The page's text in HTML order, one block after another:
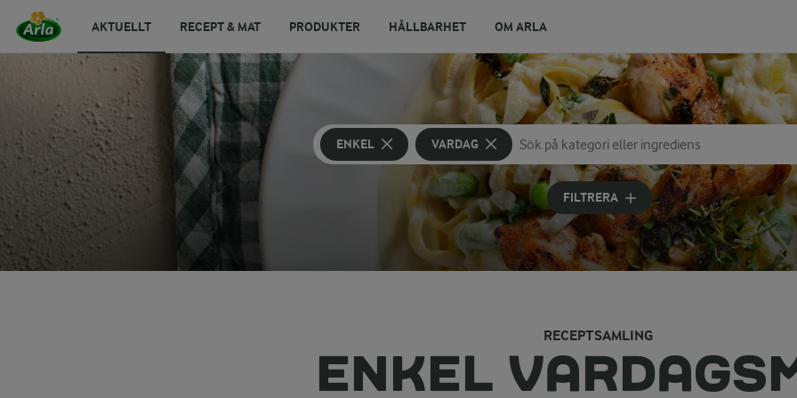
AKTUELLT RECEPT & MAT PRODUKTER HÅLLBARHET OM ARLA
ENKEL VARDAG
Sök på kategori eller ingrediens
Skriv in sökord för att få förslag
FILTRERA
RECEPTSAMLING
ENKEL